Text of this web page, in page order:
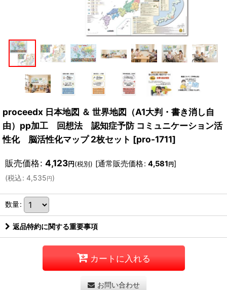
proceedx 日本地図 ＆ 世界地図（A1大判・書き消し自
由）pp加工 回想法 認知症予防 コミュニケーション活
性化 脳活性化マップ 2枚セット [pro-1711]
販売価格: 4,123円(税別) [通常販売価格: 4,581 円]
(税込: 4,535 円 )
数量:
返品特約に関する重要事項
カートに入れる
お問い合わせ